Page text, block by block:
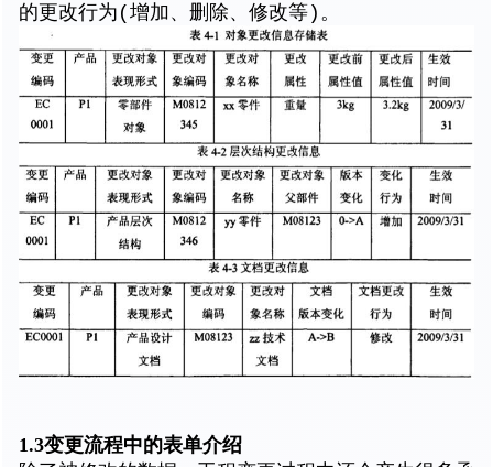
的更改行为(增加、删除、修改等)。
1.3变更流程中的表单介绍